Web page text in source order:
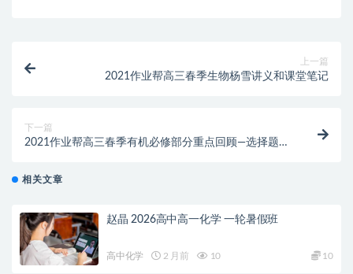
上一篇
2021作业帮高三春季生物杨雪讲义和课堂笔记
下一篇
2021作业帮高三春季有机必修部分重点回顾—选择题专
相关文章
赵晶 2026高中高一化学 一轮暑假班
高中化学 2 月前 10 10